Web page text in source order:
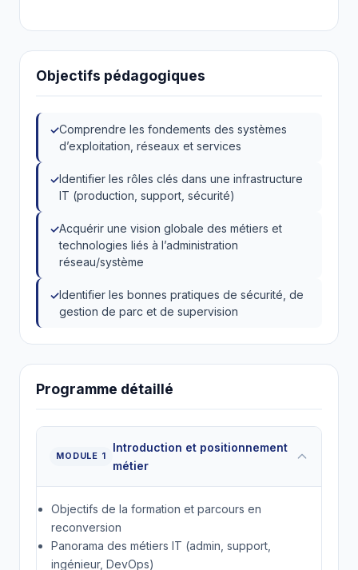
Objectifs pédagogiques
Comprendre les fondements des systèmes
d’exploitation, réseaux et services
Identifier les rôles clés dans une infrastructure
IT (production, support, sécurité)
Acquérir une vision globale des métiers et
technologies liés à l’administration
réseau/système
Identifier les bonnes pratiques de sécurité, de
gestion de parc et de supervision
Programme détaillé
MODULE 1
Introduction et positionnement
métier
Objectifs de la formation et parcours en
reconversion
Panorama des métiers IT (admin, support,
ingénieur, DevOps)